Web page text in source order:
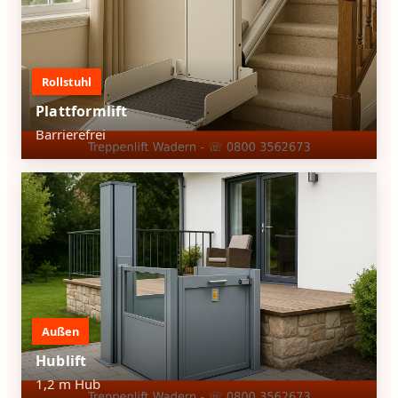
Rollstuhl
Plattformlift
Barrierefrei
Außen
Hublift
1,2 m Hub